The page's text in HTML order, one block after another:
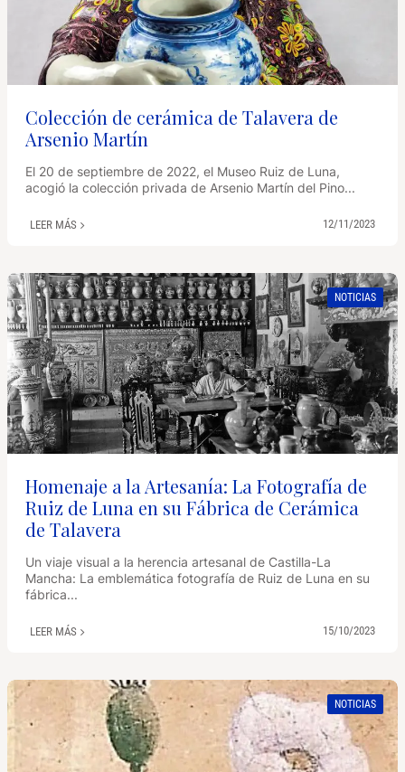
Colección de cerámica de Talavera de
Arsenio Martín
El 20 de septiembre de 2022, el Museo Ruiz de Luna,
acogió la colección privada de Arsenio Martín del Pino...
LEER MÁS 12/11/2023
NOTICIAS
Homenaje a la Artesanía: La Fotografía de
Ruiz de Luna en su Fábrica de Cerámica
de Talavera
Un viaje visual a la herencia artesanal de Castilla-La
Mancha: La emblemática fotografía de Ruiz de Luna en su
fábrica...
LEER MÁS 15/10/2023
NOTICIAS